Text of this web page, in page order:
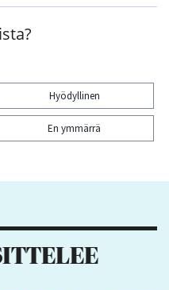
Hyödyllinen
En ymmärrä